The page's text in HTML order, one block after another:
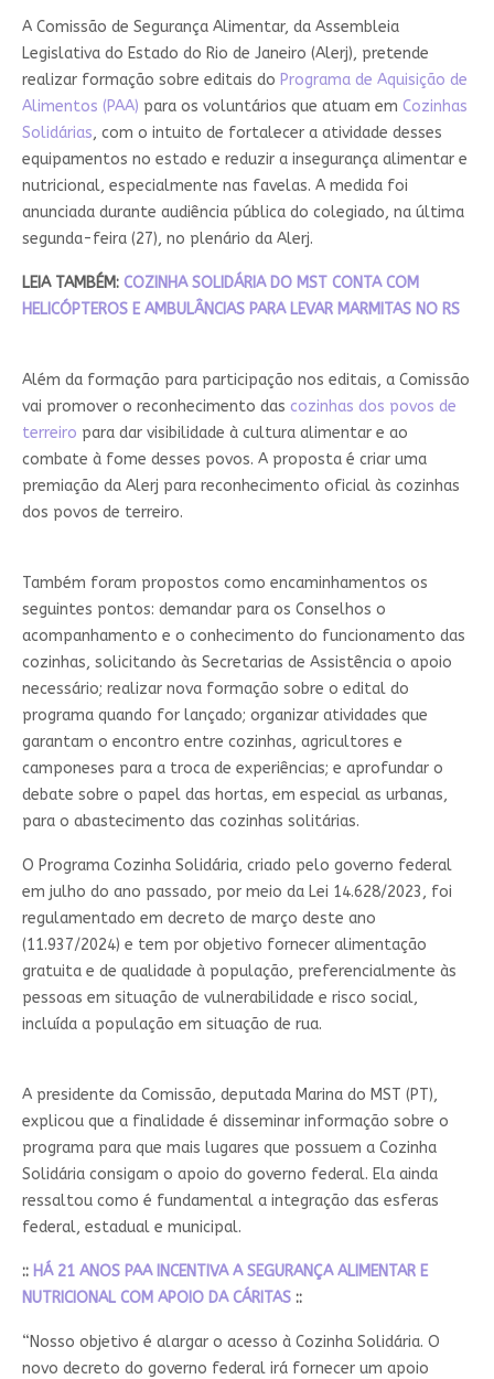
A Comissão de Segurança Alimentar, da Assembleia
Legislativa do Estado do Rio de Janeiro (Alerj), pretende
realizar formação sobre editais do Programa de Aquisição de
Alimentos (PAA) para os voluntários que atuam em Cozinhas
Solidárias, com o intuito de fortalecer a atividade desses
equipamentos no estado e reduzir a insegurança alimentar e
nutricional, especialmente nas favelas. A medida foi
anunciada durante audiência pública do colegiado, na última
segunda-feira (27), no plenário da Alerj.
LEIA TAMBÉM: COZINHA SOLIDÁRIA DO MST CONTA COM
HELICÓPTEROS E AMBULÂNCIAS PARA LEVAR MARMITAS NO RS
Além da formação para participação nos editais, a Comissão
vai promover o reconhecimento das cozinhas dos povos de
terreiro para dar visibilidade à cultura alimentar e ao
combate à fome desses povos. A proposta é criar uma
premiação da Alerj para reconhecimento oficial às cozinhas
dos povos de terreiro.
Também foram propostos como encaminhamentos os
seguintes pontos: demandar para os Conselhos o
acompanhamento e o conhecimento do funcionamento das
cozinhas, solicitando às Secretarias de Assistência o apoio
necessário; realizar nova formação sobre o edital do
programa quando for lançado; organizar atividades que
garantam o encontro entre cozinhas, agricultores e
camponeses para a troca de experiências; e aprofundar o
debate sobre o papel das hortas, em especial as urbanas,
para o abastecimento das cozinhas solitárias.
O Programa Cozinha Solidária, criado pelo governo federal
em julho do ano passado, por meio da Lei 14.628/2023, foi
regulamentado em decreto de março deste ano
(11.937/2024) e tem por objetivo fornecer alimentação
gratuita e de qualidade à população, preferencialmente às
pessoas em situação de vulnerabilidade e risco social,
incluída a população em situação de rua.
A presidente da Comissão, deputada Marina do MST (PT),
explicou que a finalidade é disseminar informação sobre o
programa para que mais lugares que possuem a Cozinha
Solidária consigam o apoio do governo federal. Ela ainda
ressaltou como é fundamental a integração das esferas
federal, estadual e municipal.
:: HÁ 21 ANOS PAA INCENTIVA A SEGURANÇA ALIMENTAR E
NUTRICIONAL COM APOIO DA CÁRITAS::
“Nosso objetivo é alargar o acesso à Cozinha Solidária. O
novo decreto do governo federal irá fornecer um apoio